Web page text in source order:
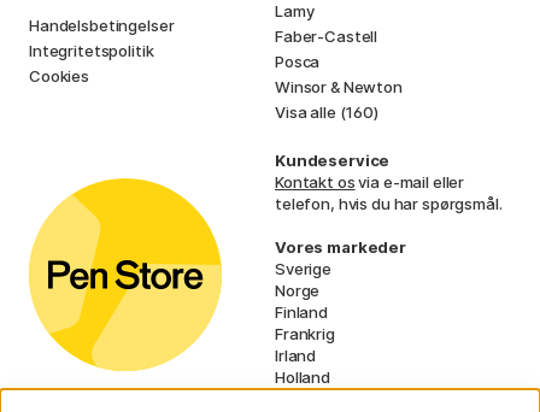
Handelsbetingelser
Integritetspolitik
Cookies
Lamy
Faber-Castell
Posca
Winsor & Newton
Visa alle (160)
Kundeservice
Kontakt osvia e-mail eller
telefon, hvis du har spørgsmål.
Vores markeder
Sverige
Norge
Finland
Frankrig
Irland
Holland